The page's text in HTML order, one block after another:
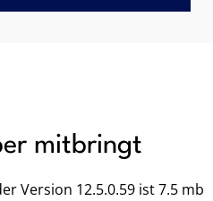
mitbringt
Version 12.5.0.59 ist 7.5 mb